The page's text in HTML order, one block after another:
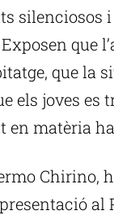
silenciosos
que
que la
els joves es
en matèria
Chirino,
al